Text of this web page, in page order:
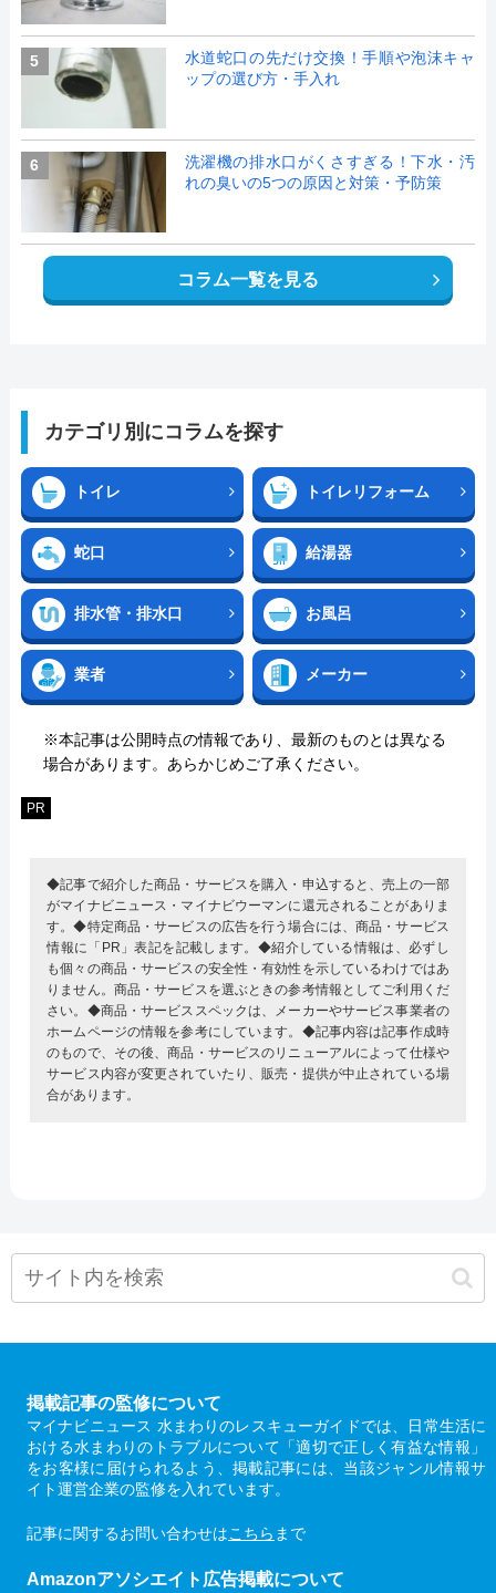
5
水道蛇口の先だけ交換！手順や泡沫キャ
ップの選び方・手入れ
6
洗濯機の排水口がくさすぎる！下水・汚
れの臭いの5つの原因と対策・予防策
コラム一覧を見る
カテゴリ別にコラムを探す
トイレ トイレリフォーム
蛇口 給湯器
排水管・排水口 お風呂
業者 メーカー
※本記事は公開時点の情報であり、最新のものとは異なる
場合があります。あらかじめご了承ください。
PR
◆記事で紹介した商品・サービスを購入・申込すると、売上の一部
がマイナビニュース・マイナビウーマンに還元されることがありま
す。◆特定商品・サービスの広告を行う場合には、商品・サービス
情報に「PR」表記を記載します。◆紹介している情報は、必ずし
も個々の商品・サービスの安全性・有効性を示しているわけではあ
りません。商品・サービスを選ぶときの参考情報としてご利用くだ
さい。◆商品・サービススペックは、メーカーやサービス事業者の
ホームページの情報を参考にしています。◆記事内容は記事作成時
のもので、その後、商品・サービスのリニューアルによって仕様や
サービス内容が変更されていたり、販売・提供が中止されている場
合があります。
掲載記事の監修について
マイナビニュース 水まわりのレスキューガイドでは、日常生活に
おける水まわりのトラブルについて「適切で正しく有益な情報」
をお客様に届けられるよう、掲載記事には、当該ジャンル情報サ
イト運営企業の監修を入れています。
記事に関するお問い合わせはこちら まで
Amazonアソシエイト広告掲載について